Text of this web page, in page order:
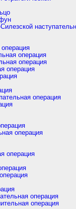
операция
операция
операция
операция
операция
операция
операция
операция
операция